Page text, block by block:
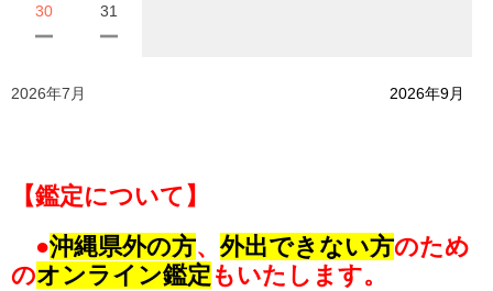
30 31
2026年7月 2026年9月
【鑑定について】
●沖縄県外の方、 外出できない方のため
のオンライン鑑定 もいたします。